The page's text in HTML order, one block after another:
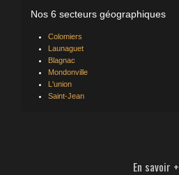
Nos 6 secteurs géographiques
Colomiers
Launaguet
Blagnac
Mondonville
L'union
Saint-Jean
En savoir +